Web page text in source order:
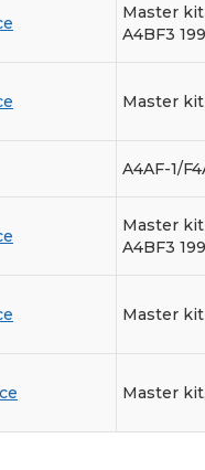
Master kit
A4BF3
Master kit
A4AF-1/
Master kit
A4BF3
Master kit
Master